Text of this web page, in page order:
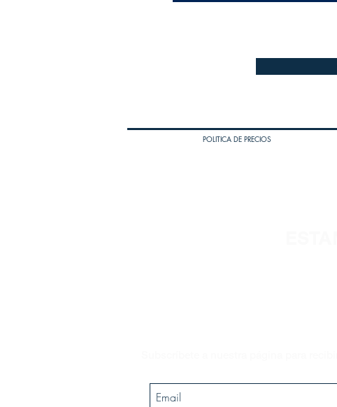
POLITICA DE PRECIOS